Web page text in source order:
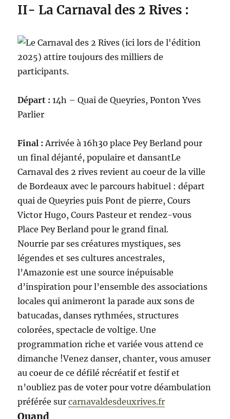
II- La Carnaval des 2 Rives :
Départ :14h – Quai de Queyries, Ponton Yves
Parlier
Final : Arrivée à 16h30 place Pey Berland pour
un final déjanté, populaire et dansantLe
Carnaval des 2 rives revient au coeur de la ville
de Bordeaux avec le parcours habituel : départ
quai de Queyries puis Pont de pierre, Cours
Victor Hugo, Cours Pasteur et rendez-vous
Place Pey Berland pour le grand final.
Nourrie par ses créatures mystiques, ses
légendes et ses cultures ancestrales,
l’Amazonie est une source inépuisable
d’inspiration pour l’ensemble des associations
locales qui animeront la parade aux sons de
batucadas, danses rythmées, structures
colorées, spectacle de voltige. Une
programmation riche et variée vous attend ce
dimanche !Venez danser, chanter, vous amuser
au coeur de ce défilé récréatif et festif et
n’oubliez pas de voter pour votre déambulation
préférée surcarnavaldesdeuxrives.fr